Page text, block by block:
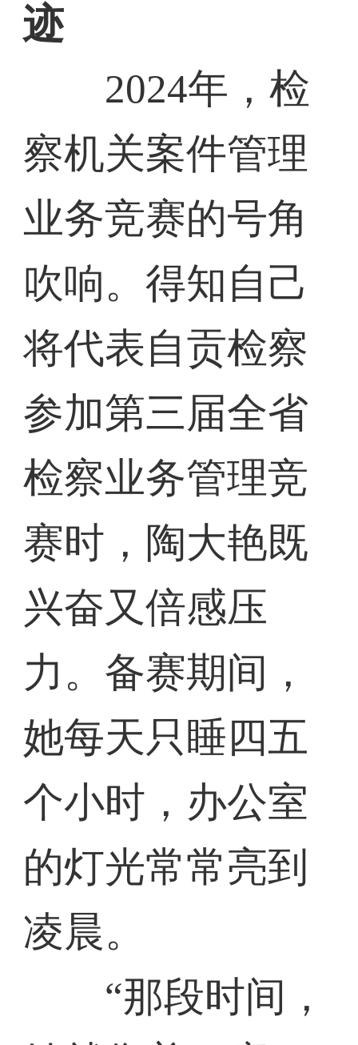
迹
2024年，检
察机关案件管理
业务竞赛的号角
吹响。得知自己
将代表自贡检察
参加第三届全省
检察业务管理竞
赛时，陶大艳既
兴奋又倍感压
力。备赛期间，
她每天只睡四五
个小时，办公室
的灯光常常亮到
凌晨。
“那段时间，